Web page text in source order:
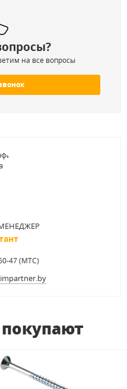
на все вопросы
47 (МТС)